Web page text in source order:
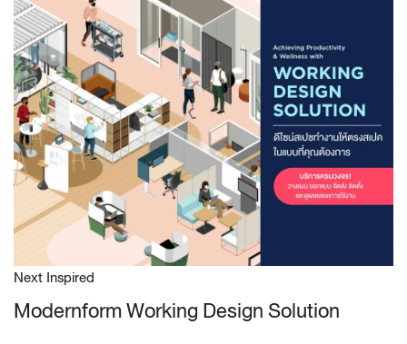
Next Inspired
Modernform Working Design Solution